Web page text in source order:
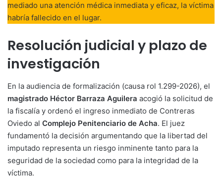
mediado una atención médica inmediata y eficaz, la víctima
habría fallecido en el lugar.
Resolución judicial y plazo de
investigación
En la audiencia de formalización (causa rol 1.299-2026), el
magistrado Héctor Barraza Aguilera acogió la solicitud de
la fiscalía y ordenó el ingreso inmediato de Contreras
Oviedo al Complejo Penitenciario de Acha. El juez
fundamentó la decisión argumentando que la libertad del
imputado representa un riesgo inminente tanto para la
seguridad de la sociedad como para la integridad de la
víctima.